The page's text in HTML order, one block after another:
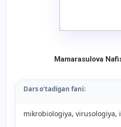
Mamarasulova
Dars o’tadigan fani:
mikrobiologiya, virusologiya,